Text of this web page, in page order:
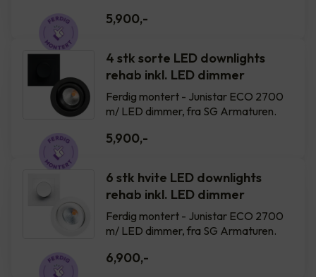
5,900,-
4 stk sorte LED downlights
rehab inkl. LED dimmer
Ferdig montert - Junistar ECO 2700
m/ LED dimmer, fra SG Armaturen.
5,900,-
6 stk hvite LED downlights
rehab inkl. LED dimmer
Ferdig montert - Junistar ECO 2700
m/ LED dimmer, fra SG Armaturen.
6,900,-